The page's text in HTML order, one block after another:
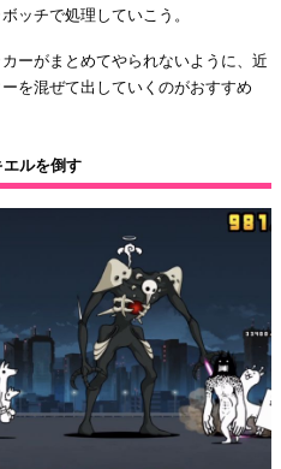
ッチで処理していこう。
ーがまとめてやられないように、近
を混ぜて出していくのがおすすめ
ルを倒す